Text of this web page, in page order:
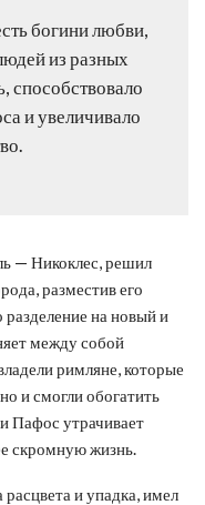
богини любви,
из разных
способствовало
и увеличивало
— Никоклес, решил
разместив его
разделение на новый и
между собой
римляне, которые
и смогли обогатить
Пафос утрачивает
скромную жизнь.
и упадка, имел